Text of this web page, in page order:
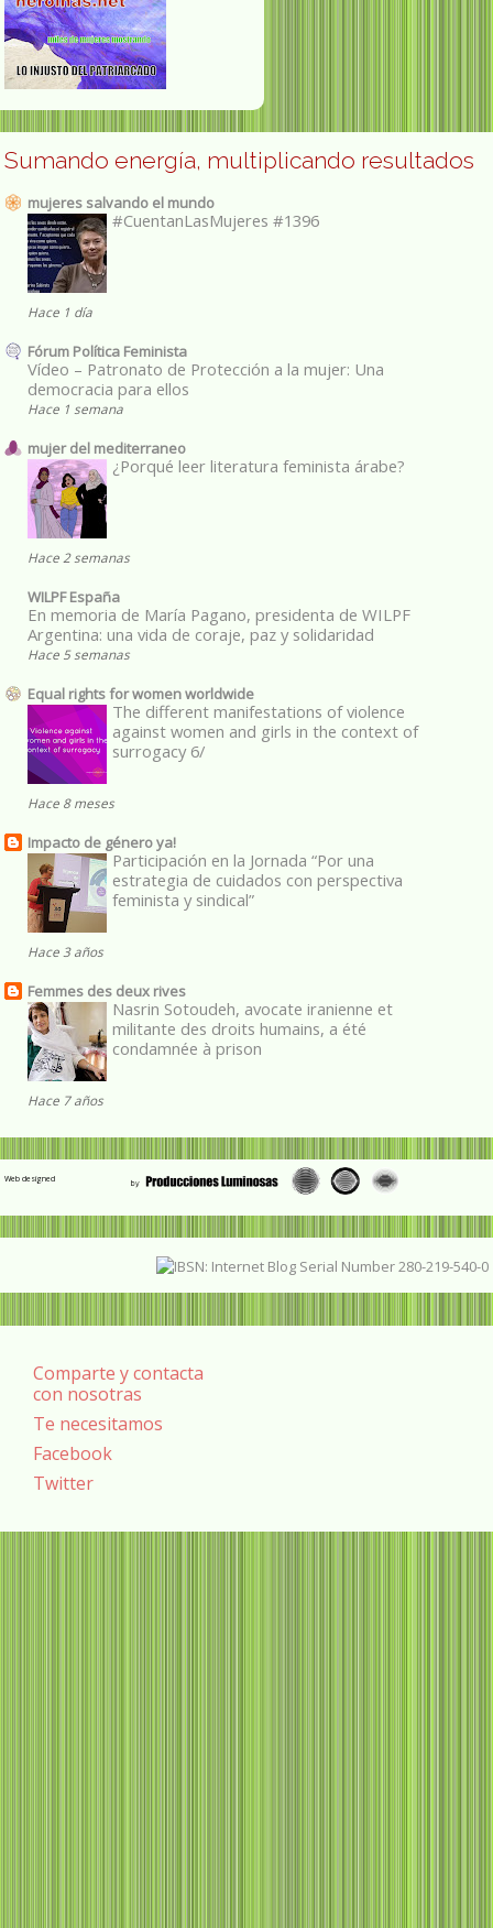
Sumando energía, multiplicando resultados
mujeres salvando el mundo
#CuentanLasMujeres #1396
Hace 1 día
Fórum Política Feminista
Vídeo – Patronato de Protección a la mujer: Una
democracia para ellos
Hace 1 semana
mujer del mediterraneo
¿Porqué leer literatura feminista árabe?
Hace 2 semanas
WILPF España
En memoria de María Pagano, presidenta de WILPF
Argentina: una vida de coraje, paz y solidaridad
Hace 5 semanas
Equal rights for women worldwide
The different manifestations of violence
against women and girls in the context of
surrogacy 6/
Hace 8 meses
Impacto de género ya!
Participación en la Jornada “Por una
estrategia de cuidados con perspectiva
feminista y sindical”
Hace 3 años
Femmes des deux rives
Nasrin Sotoudeh, avocate iranienne et
militante des droits humains, a été
condamnée à prison
Hace 7 años
Web designed
Comparte y contacta
con nosotras
Te necesitamos
Facebook
Twitter